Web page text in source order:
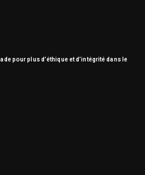
pour plus d’éthique et d’intégrité dans le